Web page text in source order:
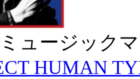
ュージック
HUMAN